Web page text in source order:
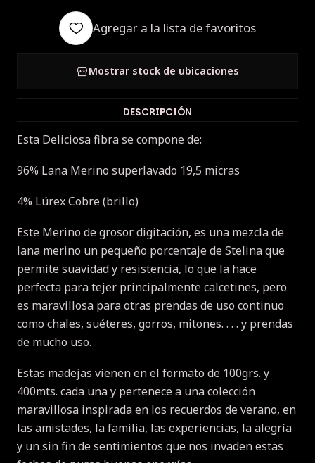
Agregar a la lista de favoritos
Mostrar stock de ubicaciones
DESCRIPCIÓN
Esta Deliciosa fibra se compone de:
96% Lana Merino superlavado 19,5 micras
4% Lúrex Cobre (brillo)
Este Merino de grosor digitación, es una mezcla de
lana merino un pequeño porcentaje de Stelina que
permite suavidad y resistencia, lo que la hace
perfecta para tejer principalmente calcetines, pero
es maravillosa para otras prendas de uso continuo
como chales, suéteres, gorros, mitones. . . . y prendas
de mucho uso.
Estas madejas vienen en el formato de 100grs. y
400mts. cada una y pertenece a una colección
maravillosa inspirada en los recuerdos de verano, en
las amistades, la familia, las experiencias, la alegría
y un sin fin de sentimientos que nos invaden estas